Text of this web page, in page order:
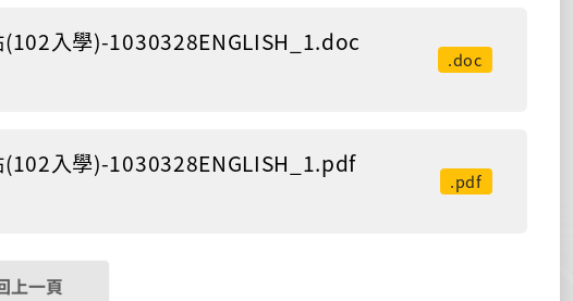
入學)-1030328ENGLISH_1.doc
.doc
(102入學)-1030328ENGLISH_1.pdf
.pdf
上一頁